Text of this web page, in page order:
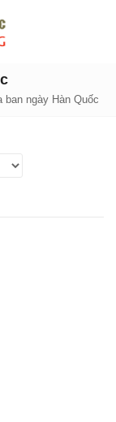
ban ngày Hàn Quốc